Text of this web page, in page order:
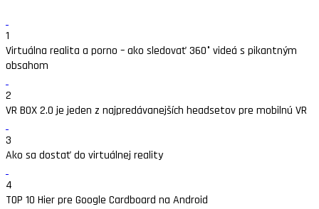
1
Virtuálna realita a porno – ako sledovať 360° videá s pikantným
obsahom
2
VR BOX 2.0 je jeden z najpredávanejších headsetov pre mobilnú VR
3
Ako sa dostať do virtuálnej reality
4
TOP 10 Hier pre Google Cardboard na Android